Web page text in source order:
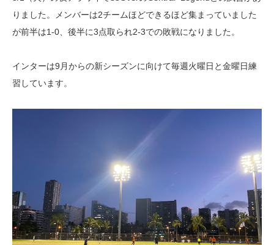
りました。メンバーは2チームほどできるほど集まっていました
が前半は1-0、後半に3点取られ2-3での敗戦になりました。
インターは9月からの新シーズンに向けて毎週火曜日と金曜日練
習しています。